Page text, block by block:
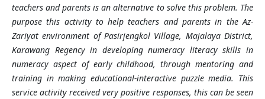
teachers and parents is an alternative to solve this problem. The
purpose this activity to help teachers and parents in the Az-
Zariyat environment of Pasirjengkol Village, Majalaya District,
Karawang Regency in developing numeracy literacy skills in
numeracy aspect of early childhood, through mentoring and
training in making educational-interactive puzzle media. This
service activity received very positive responses, this can be seen